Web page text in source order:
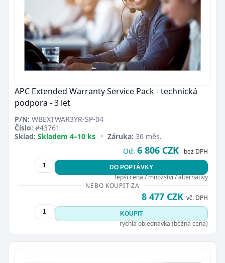
APC Extended Warranty Service Pack - technická
podpora - 3 let
P/N: WBEXTWAR3YR-SP-04
Číslo: #43761
Sklad: Skladem 4–10 ks • Záruka: 36 měs.
Od: 6 806 CZK bez DPH
DO POPTÁVKY
lepší cena / množství / alternativy
NEBO KOUPIT ZA
8 477 CZK vč. DPH
KOUPIT
rychlá objednávka (běžná cena)